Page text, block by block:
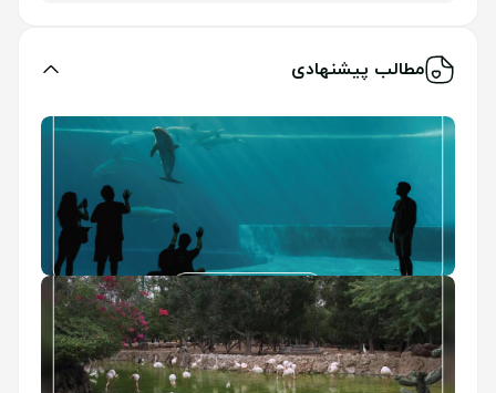
مطالب پیشنهادی
آکواریوم کیش